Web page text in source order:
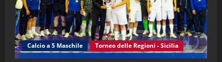
4
"SportEmpire" in Podcast Sport News
“SportEmpire” in Podcast: 27^ Puntata
(Martedi 14 Aprile 2026)
15/04/2026
Calcio a 5 Maschile Torneo delle Regioni - Sicilia